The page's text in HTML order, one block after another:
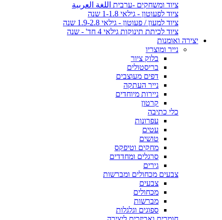
ציוד ומשחקים -ערבית اللغة العربية
ציוד לפעוטון - גילאי 1-1.8 שנה
ציוד למעון / פעוטון - גילאי 1.9-2.8 שנה
ציוד לכיתת תינוקות גילאי 4 חד' - שנה
יצירה ואומנות
נייר ומוצריו
בלוק ציור
בריסטולים
דפים מעוצבים
נייר העתקה
ניירות מיוחדים
קרטון
כלי כתיבה
עפרונות
עטים
טושים
מחקים וטיפקס
סרגלים ומחדדים
גירים
צבעים מכחולים ומברשות
צבעים
מכחולים
מברשות
ספוגים וגלגלות